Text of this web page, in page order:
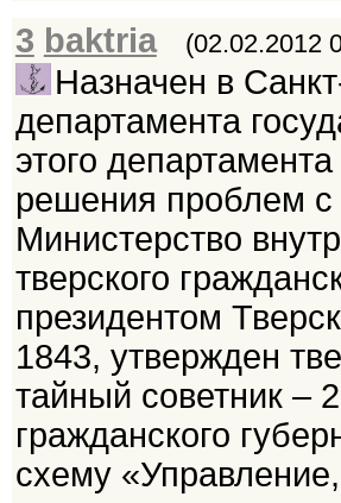
3 baktria (02.02.2012
Назначен в
департамента
этого
решения проблем с
Министерство
тверского
президентом
1843, утвержден
тайный советник –
гражданского
схему